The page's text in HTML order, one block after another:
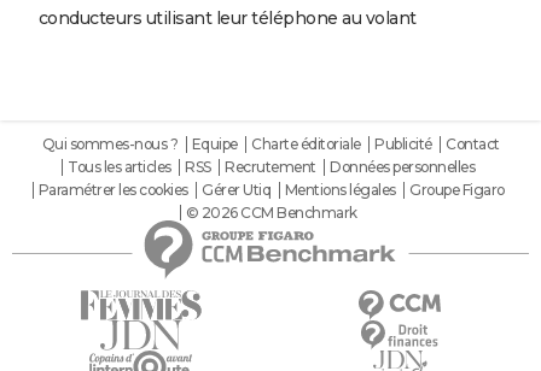
conducteurs utilisant leur téléphone au volant
Qui sommes-nous ? Equipe Charte éditoriale Publicité
Contact
Tous les articles
RSS Recrutement
Données personnelles
Paramétrer les cookies
Gérer Utiq Mentions légales
Groupe Figaro
© 2026 CCM Benchmark